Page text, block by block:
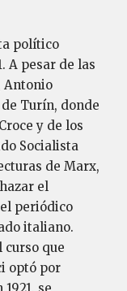
político
A pesar de las
Antonio
Turín, donde
y de los
Socialista
de Marx,
el
periódico
italiano.
que
optó por